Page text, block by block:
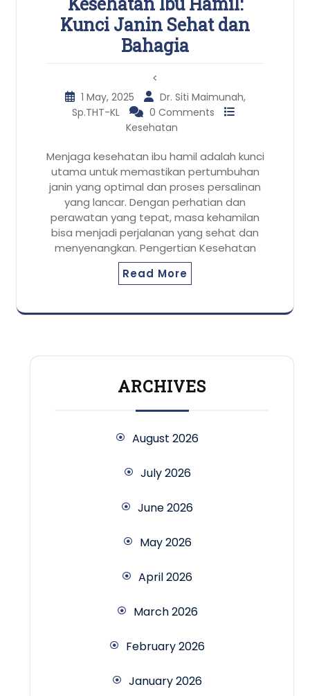
Kunci Janin Sehat dan
Bahagia
<
1 May, 2025
Dr. Siti Maimunah,
Sp.THT-KL
0 Comments
Kesehatan
Menjaga kesehatan ibu hamil adalah kunci
utama untuk memastikan pertumbuhan
janin yang optimal dan proses persalinan
yang lancar. Dengan perhatian dan
perawatan yang tepat, masa kehamilan
bisa menjadi perjalanan yang sehat dan
menyenangkan. Pengertian Kesehatan
Read More
ARCHIVES
August 2026
July 2026
June 2026
May 2026
April 2026
March 2026
February 2026
January 2026